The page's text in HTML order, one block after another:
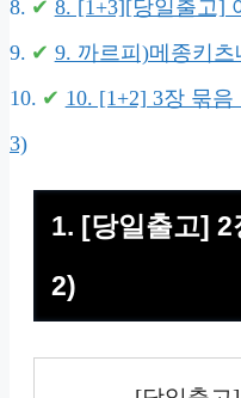
8. [1+3][당일출고]
9. 까르피)메종키츠
10. [1+2] 3장 묶
3)
1. [당일출고] 2
2)